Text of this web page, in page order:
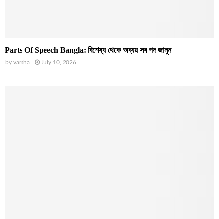
Parts Of Speech Bangla: বিশেষ্য থেকে অব্যয় সব পদ জানুন
by varsha July 10, 2026